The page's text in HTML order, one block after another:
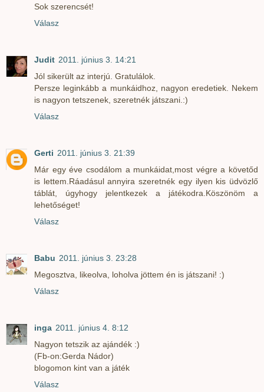
Sok szerencsét!
Válasz
Judit 2011. június 3. 14:21
Jól sikerült az interjú. Gratulálok.
Persze leginkább a munkáidhoz, nagyon eredetiek. Nekem
is nagyon tetszenek, szeretnék játszani.:)
Válasz
Gerti 2011. június 3. 21:39
Már egy éve csodálom a munkáidat,most végre a követőd
is lettem.Ráadásul annyira szeretnék egy ilyen kis üdvözlő
táblát, úgyhogy jelentkezek a játékodra.Köszönöm a
lehetőséget!
Válasz
Babu 2011. június 3. 23:28
Megosztva, likeolva, loholva jöttem én is játszani! :)
Válasz
inga 2011. június 4. 8:12
Nagyon tetszik az ajándék :)
(Fb-on:Gerda Nádor)
blogomon kint van a játék
Válasz